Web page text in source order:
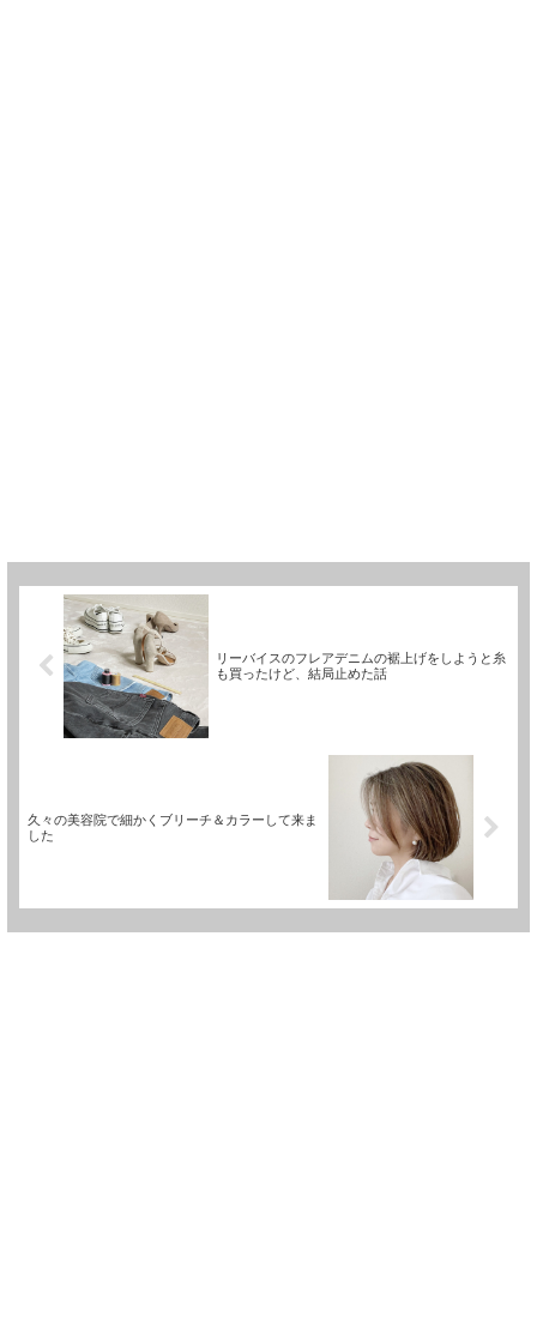
リーバイスのフレアデニムの裾上げをしようと糸
も買ったけど、結局止めた話
久々の美容院で細かくブリーチ＆カラーして来ま
した